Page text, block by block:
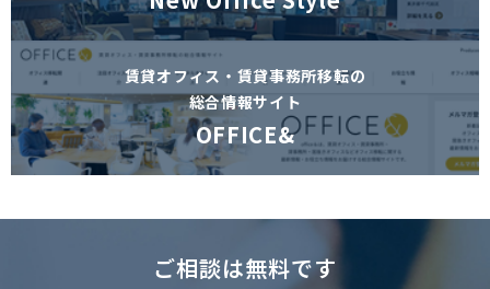
賃貸オフィス・賃貸事務所移転の
総合情報サイト
OFFICE&
ご相談は無料です